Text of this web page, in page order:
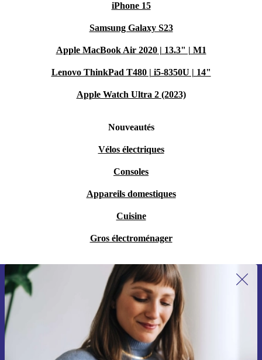
iPhone 15
Samsung Galaxy S23
Apple MacBook Air 2020 | 13.3" | M1
Lenovo ThinkPad T480 | i5-8350U | 14"
Apple Watch Ultra 2 (2023)
Nouveautés
Vélos électriques
Consoles
Appareils domestiques
Cuisine
Gros électroménager
Recevoir offres et infos de refurbed
par mail
Ne manquez plus aucune offre.